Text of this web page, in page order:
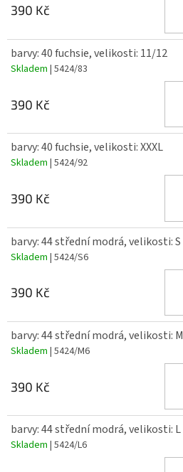
390 Kč
barvy: 40 fuchsie, velikosti: 11/12
Skladem | 5424/83
390 Kč
barvy: 40 fuchsie, velikosti: XXXL
Skladem | 5424/92
390 Kč
barvy: 44 střední modrá, velikosti: S
Skladem | 5424/S6
390 Kč
barvy: 44 střední modrá, velikosti: M
Skladem | 5424/M6
390 Kč
barvy: 44 střední modrá, velikosti: L
Skladem | 5424/L6